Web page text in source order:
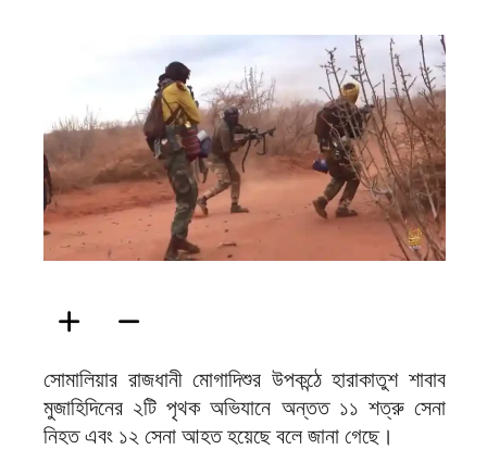
সোমালিয়ার রাজধানী মোগাদিশুর উপকন্ঠে হারাকাতুশ শাবাব
মুজাহিদিনের ২টি পৃথক অভিযানে অন্তত ১১ শত্রু সেনা
নিহত এবং ১২ সেনা আহত হয়েছে বলে জানা গেছে।